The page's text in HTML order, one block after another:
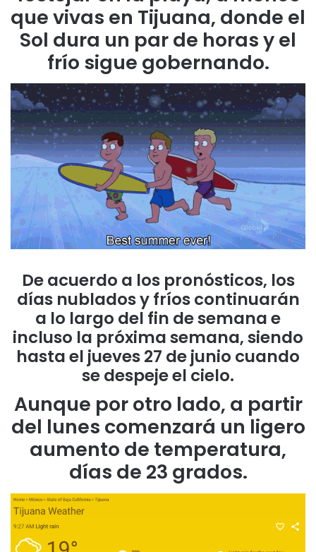
que vivas en Tijuana, donde el
Sol dura un par de horas y el
frío sigue gobernando.
De acuerdo a los pronósticos, los
días nublados y fríos continuarán
a lo largo del fin de semana e
incluso la próxima semana, siendo
hasta el jueves 27 de junio cuando
se despeje el cielo.
Aunque por otro lado, a partir
del lunes comenzará un ligero
aumento de temperatura,
días de 23 grados.